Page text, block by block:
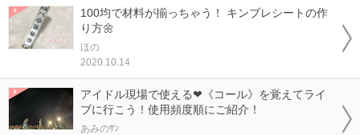
100均で材料が揃っちゃう！ キンブレシートの作
り方🌼
ほの
2020.10.14
アイドル現場で使える❤《コール》を覚えてライ
ブに行こう！使用頻度順にご紹介！
あみのｻﾝ